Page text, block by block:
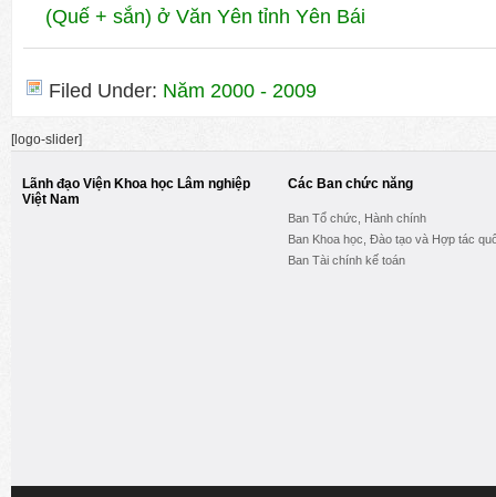
(Quế + sắn) ở Văn Yên tỉnh Yên Bái
Filed Under: Năm 2000 - 2009
[logo-slider]
Lãnh đạo Viện Khoa học Lâm nghiệp
Việt Nam
Các Ban chức năng
Ban Tổ chức, Hành chính
Ban Khoa học, Đào tạo và Hợp tác
Ban Tài chính kế toán